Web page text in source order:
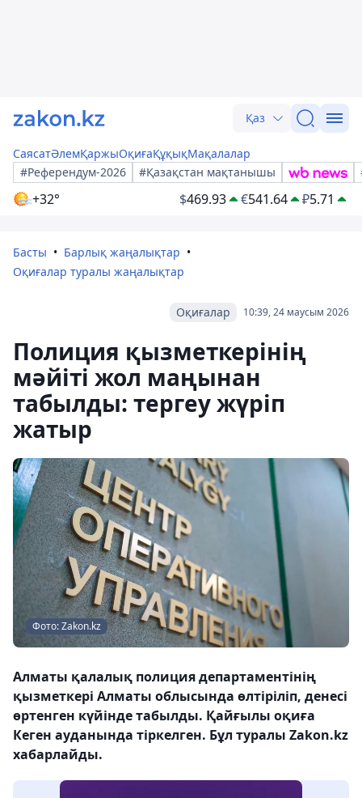
Қаз
СаясатӘлемҚаржыОқиғаҚұқықМақалалар
#Референдум-2026
#Қазақстан мақтанышы
+32° $469.93 €541.64 ₽5.71
Басты
Барлық жаңалықтар
Оқиғалар туралы жаңалықтар
10:39, 24 маусым 2026
Оқиғалар
Полиция қызметкерінің
мәйіті жол маңынан
табылды: тергеу жүріп
жатыр
Фото: Zakon.kz
Алматы қалалық полиция департаментінің
қызметкері Алматы облысында өлтіріліп, денесі
өртенген күйінде табылды. Қайғылы оқиға
Кеген ауданында тіркелген. Бұл туралы Zakon.kz
хабарлайды.